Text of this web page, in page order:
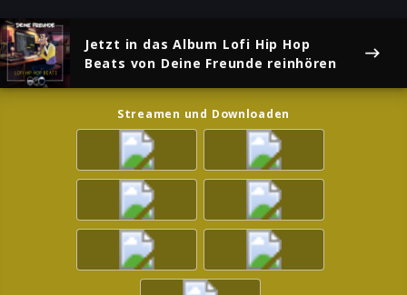
Jetzt in das Album Lofi Hip Hop
Beats von Deine Freunde reinhören
Streamen und Downloaden